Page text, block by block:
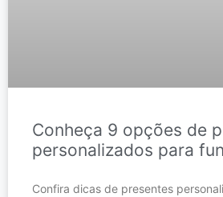
Conheça 9 opções de
personalizados para
Confira dicas de presentes